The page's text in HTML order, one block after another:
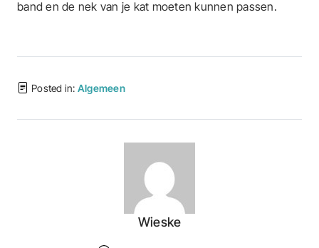
band en de nek van je kat moeten kunnen passen.
Posted in: Algemeen
Wieske